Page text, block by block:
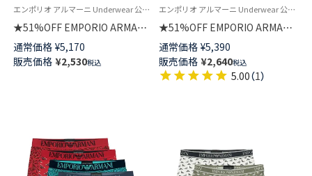
エンポリオ アルマーニ Underwear 公式オンラインショップ 紳士 下着
★51%OFF EMPORIO ARMANI
CLASSIC PATTERN MIX クラシ
ック パターン ボクサーパンツ
前閉じ EUサイズ メンズ
通常価格 ¥5,170
販売価格 ¥2,530税込
エンポリオ アルマーニ Underwear 公式 紳士 下着 アンダーウェア
★51%OFF EMPORIO ARMANI
SHINY LOGOBAND TRUNK シ
ャイニーロゴバンド ボクサーパ
ンツ 前閉じ EUサイズ メンズ
54007711
通常価格 ¥5,390
販売価格 ¥2,640税込
5.00（1）